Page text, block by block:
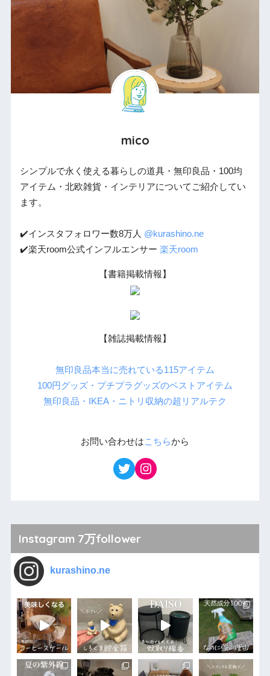
mico
シンプルで永く使える暮らしの道具・無印良品・100均
アイテム・北欧雑貨・インテリアについてご紹介してい
ます。
✔️インスタフォロワー数8万人 @kurashino.ne
✔️楽天room公式インフルエンサー 楽天room
【書籍掲載情報】
【雑誌掲載情報】
無印良品本当に売れている115アイテム
100円グッズ・プチプラグッズのベストアイテム
無印良品・IKEA・ニトリ収納の超リアルテク
お問い合わせはこちらから
Instagram 7万follower
kurashino.ne